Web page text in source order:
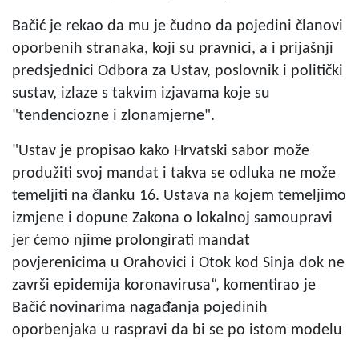
Bačić je rekao da mu je čudno da pojedini članovi
oporbenih stranaka, koji su pravnici, a i prijašnji
predsjednici Odbora za Ustav, poslovnik i politički
sustav, izlaze s takvim izjavama koje su
"tendenciozne i zlonamjerne".
"Ustav je propisao kako Hrvatski sabor može
produžiti svoj mandat i takva se odluka ne može
temeljiti na članku 16. Ustava na kojem temeljimo
izmjene i dopune Zakona o lokalnoj samoupravi
jer ćemo njime prolongirati mandat
povjerenicima u Orahovici i Otok kod Sinja dok ne
završi epidemija koronavirusa“, komentirao je
Bačić novinarima nagađanja pojedinih
oporbenjaka u raspravi da bi se po istom modelu